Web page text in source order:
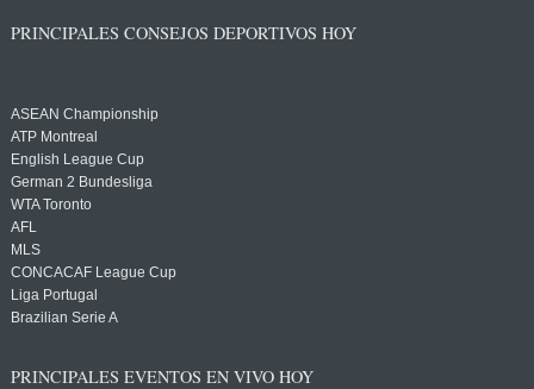
PRINCIPALES CONSEJOS DEPORTIVOS HOY
ASEAN Championship
ATP Montreal
English League Cup
German 2 Bundesliga
WTA Toronto
AFL
MLS
CONCACAF League Cup
Liga Portugal
Brazilian Serie A
PRINCIPALES EVENTOS EN VIVO HOY